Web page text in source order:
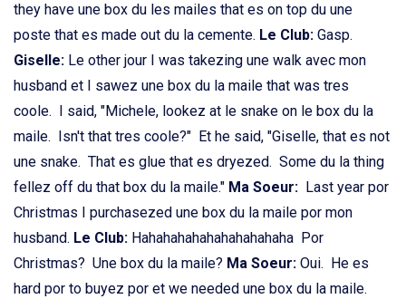
they have une box du les mailes that es on top du une
poste that es made out du la cemente. Le Club: Gasp.
Giselle: Le other jour I was takezing une walk avec mon
husband et I sawez une box du la maile that was tres
coole. I said, "Michele, lookez at le snake on le box du la
maile. Isn't that tres coole?" Et he said, "Giselle, that es not
une snake. That es glue that es dryezed. Some du la thing
fellez off du that box du la maile." Ma Soeur: Last year por
Christmas I purchasezed une box du la maile por mon
husband. Le Club: Hahahahahahahahahahaha Por
Christmas? Une box du la maile? Ma Soeur: Oui. He es
hard por to buyez por et we needed une box du la maile.